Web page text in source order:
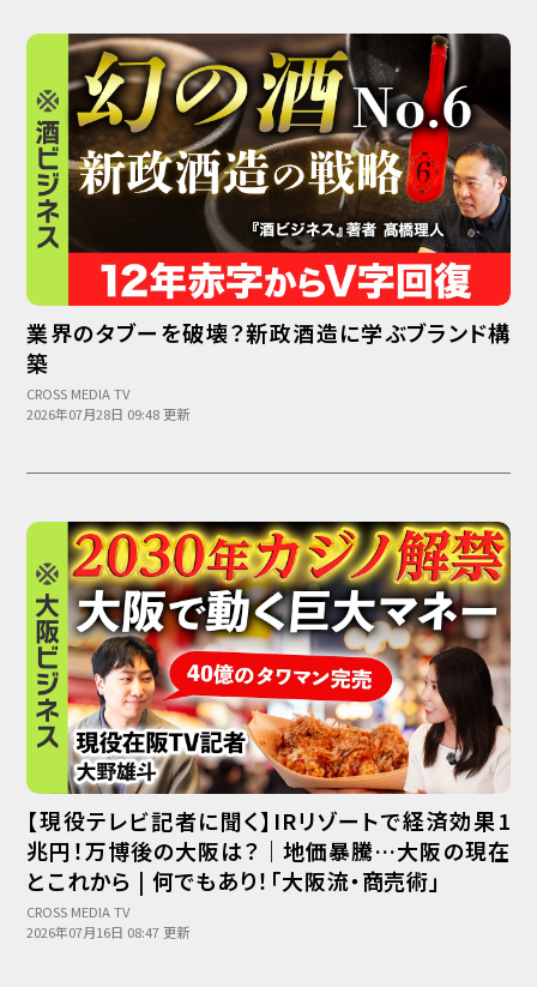
業界のタブーを破壊？新政酒造に学ぶブランド構
築
CROSS MEDIA TV
2026年07月28日 09:48 更新
【現役テレビ記者に聞く】IRリゾートで経済効果1
兆円！万博後の大阪は？｜地価暴騰…大阪の現在
とこれから | 何でもあり！「大阪流・商売術」
CROSS MEDIA TV
2026年07月16日 08:47 更新